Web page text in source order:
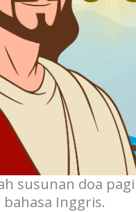
susunan doa
Inggris.